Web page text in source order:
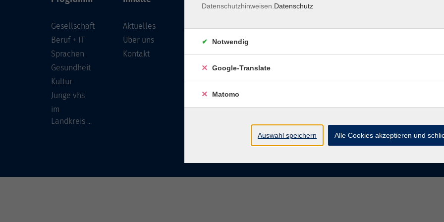
Gesellschaft
Beruf + IT
Sprachen
Gesundheit
Kultur
Junge vhs
im
Landkreis ...
Aktuelles
Über uns
Kontakt
96450 Coburg
info@vhs-coburg.de
Tel: 09561 8825-0
Datenschutzhinweisen. Datenschutz
Notwendig
Google-Translate
Matomo
Auswahl speichern Alle Cookies akzeptieren und